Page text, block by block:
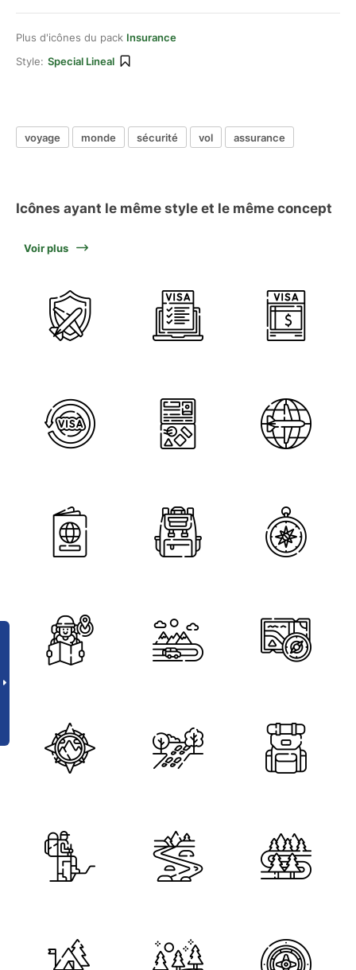
Plus d'icônes du pack Insurance
Style: Special Lineal
voyage monde sécurité vol assurance
Icônes ayant le même style et le même concept
Voir plus